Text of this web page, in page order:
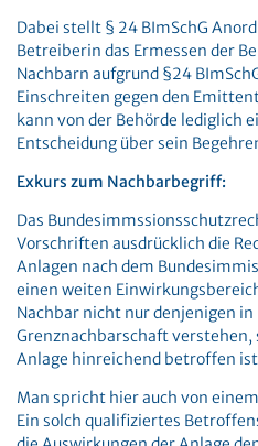
Dabei stellt § 24 BImSchG
Betreiberin das Ermessen der
Nachbarn aufgrund §24
Einschreiten gegen den
kann von der Behörde lediglich
Entscheidung über sein
Exkurs zum Nachbarbegriff:
Das
Vorschriften ausdrücklich die
Anlagen nach dem
einen weiten
Nachbar nicht nur denjenigen
Grenznachbarschaft verstehen,
Anlage hinreichend betroffen
Man spricht hier auch von
Ein solch qualifiziertes